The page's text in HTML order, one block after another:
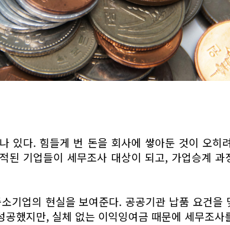
있다. 힘들게 번 돈을 회사에 쌓아둔 것이 오히
된 기업들이 세무조사 대상이 되고, 가업승계
기업의 현실을 보여준다. 공공기관 납품 요건을
했지만, 실체 없는 이익잉여금 때문에 세무조사